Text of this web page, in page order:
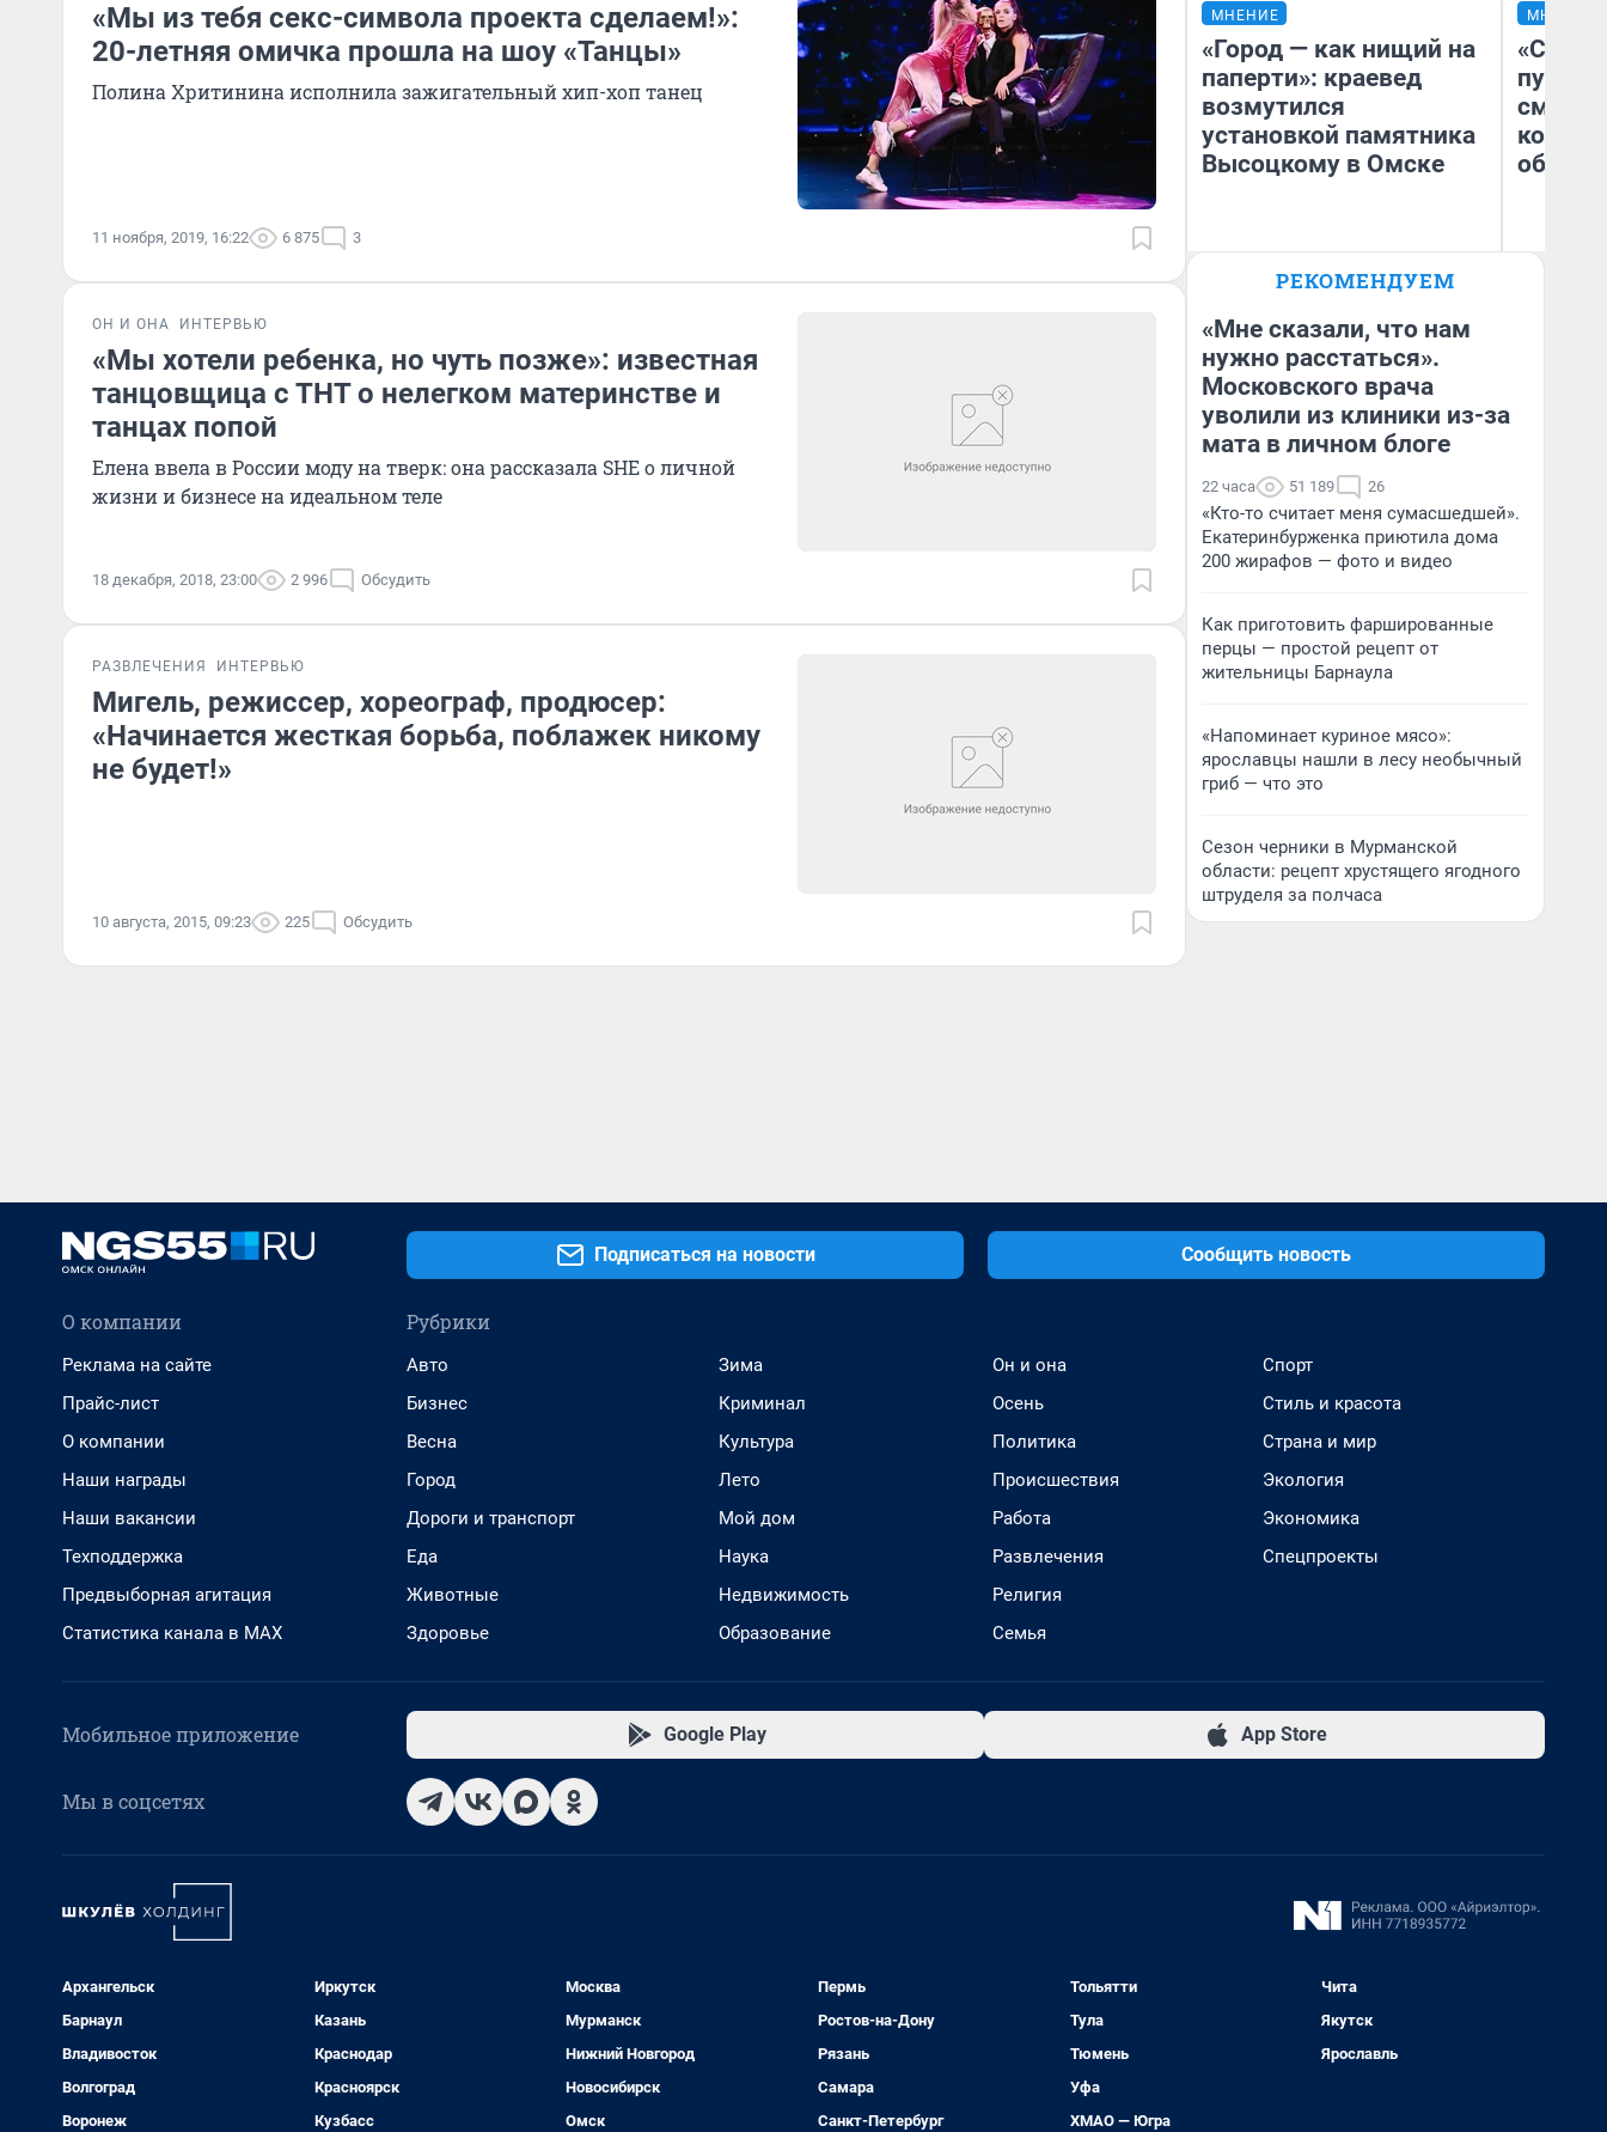
«Мы из тебя секс-символа проекта сделаем!»:
20-летняя омичка прошла на шоу «Танцы»
Полина Хритинина исполнила зажигательный хип-хоп танец
11 ноября, 2019, 16:22 6 875 3
ОН И ОНА ИНТЕРВЬЮ
«Мы хотели ребенка, но чуть позже»: известная
танцовщица с ТНТ о нелегком материнстве и
танцах попой
Елена ввела в России моду на тверк: она рассказала SHE о личной
жизни и бизнесе на идеальном теле
18 декабря, 2018, 23:00 2 996 Обсудить
РАЗВЛЕЧЕНИЯ ИНТЕРВЬЮ
Мигель, режиссер, хореограф, продюсер:
«Начинается жесткая борьба, поблажек никому
не будет!»
10 августа, 2015, 09:23 225 Обсудить
МНЕНИЕ
«Город — как нищий на
паперти»: краевед
возмутился
установкой памятника
Высоцкому в Омске
Игорь Коновалов
МНЕНИЕ
РЕКОМЕНДУЕМ
«Мне сказали, что нам
нужно расстаться».
Московского врача
уволили из клиники из-за
мата в личном блоге
22 часа 51 189 26
«Кто-то считает меня сумасшедшей».
Екатеринбурженка приютила дома
200 жирафов — фото и видео
Как приготовить фаршированные
перцы — простой рецепт от
жительницы Барнаула
«Напоминает куриное мясо»:
ярославцы нашли в лесу необычный
гриб — что это
Сезон черники в Мурманской
области: рецепт хрустящего ягодного
штруделя за полчаса
Подписаться на новости Сообщить новость
О компании
Реклама на сайте
Прайс-лист
О компании
Наши награды
Наши вакансии
Техподдержка
Предвыборная агитация
Статистика канала в MAX
Рубрики
Авто
Бизнес
Весна
Город
Дороги и транспорт
Еда
Животные
Здоровье
Зима
Криминал
Культура
Лето
Мой дом
Наука
Недвижимость
Образование
Он и она
Осень
Политика
Происшествия
Работа
Развлечения
Религия
Семья
Спорт
Стиль и красота
Страна и мир
Экология
Экономика
Спецпроекты
Мобильное приложение Google Play App Store
Мы в соцсетях
Архангельск
Барнаул
Владивосток
Волгоград
Воронеж
Иркутск
Казань
Краснодар
Красноярск
Кузбасс
Москва
Мурманск
Нижний Новгород
Новосибирск
Омск
Пермь
Ростов-на-Дону
Рязань
Самара
Санкт-Петербург
Тольятти
Тула
Тюмень
Уфа
ХМАО — Югра
Чита
Якутск
Ярославль